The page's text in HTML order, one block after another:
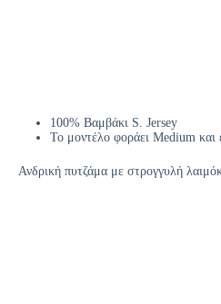
100% Βαμβάκι S. Jersey
Το μοντέλο φοράει Medium και
Ανδρική πυτζάμα με στρογγυλή